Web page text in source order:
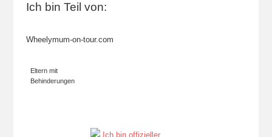
Ich bin Teil von:
Wheelymum-on-tour.com
Eltern mit
Behinderungen